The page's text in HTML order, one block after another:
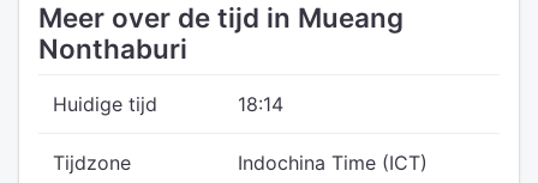
Meer over de tijd in Mueang
Nonthaburi
Huidige tijd 18:14
Tijdzone Indochina Time (ICT)